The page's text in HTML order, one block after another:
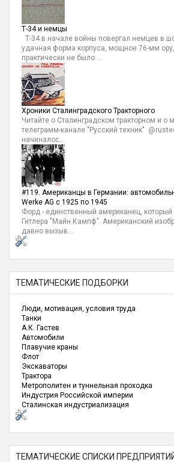
Т-34 и немцы
Т-34 в начале войны повергал немцев в
удачная форма корпуса, мощное 76-мм
практически не было ...
Хроники Сталинградского Тракторного
Читайте о Сталинградском тракторном и о
телеграмм-канале "Русский техник"
начиналос...
#119. Американцы в Германии:
Werke AG с 1925 по 1945
Форд - единственный американец, который
Гитлера "Майн Кампф". Американский
давно вызыв...
ТЕМАТИЧЕСКИЕ ПОДБОРКИ
Люди, мотивация, условия труда
Танки
А.К. Гастев
Автомобили
Плавучие краны
Флот
Экскаваторы
Трактора
Метрополитен и туннельная проходка
Индустрия Российской империи
Сталинская индустриализация
ТЕМАТИЧЕСКИЕ СПИСКИ